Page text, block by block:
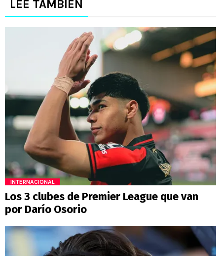
LEE TAMBIÉN
INTERNACIONAL
Los 3 clubes de Premier League que van
por Darío Osorio